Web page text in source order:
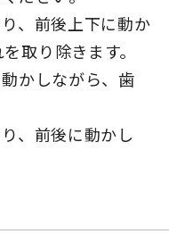
、前後上下に動か
取り除きます。
かしながら、歯
、前後に動かし